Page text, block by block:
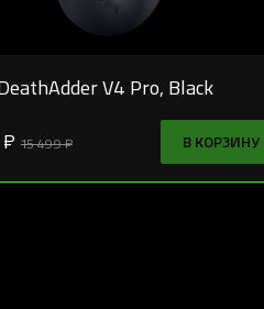
V4 Pro, Black
15 499 ₽ В КОРЗИНУ